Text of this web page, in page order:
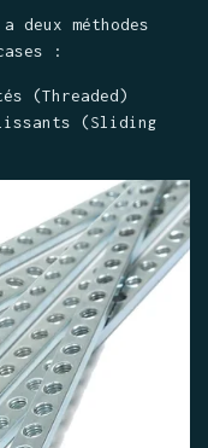
méthodes
:
(Threaded)
(Sliding